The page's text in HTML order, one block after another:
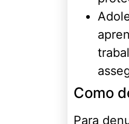
Como
Para